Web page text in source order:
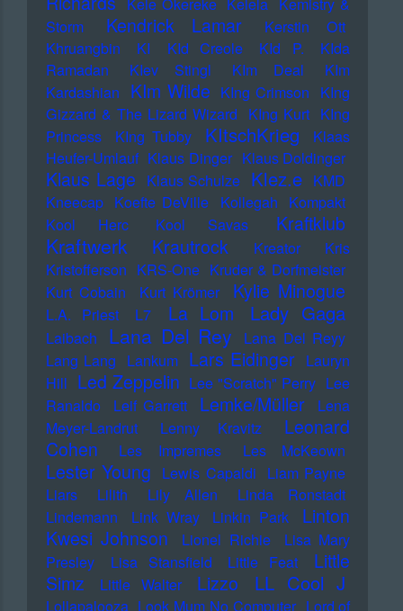
Storm
Kendrick Lamar
Kerstin Ott
Khruangbin
KI KId Creole KId P.
KIda
Ramadan
KIev Stingl KIm Deal
KIm
Kardashian KIm Wilde KIng Crimson KIng
Gizzard & The Lizard Wizard KIng Kurt KIng
Princess
KIng Tubby KItschKrieg
Klaas
Heufer-Umlauf Klaus Dinger Klaus Doldinger
Klaus Lage Klaus Schulze Klez.e KMD
Kneecap Koefte DeVille Kollegah Kompakt
Kool Herc
Kool Savas Kraftklub
Kraftwerk Krautrock Kreator
Kris
Kristofferson KRS-One Kruder & Dorfmeister
Kurt Cobain
Kurt Krömer Kylie Minogue
L.A. Priest L7 La Lom Lady Gaga
Laibach Lana Del Rey
Lana Del Reyy
Lang Lang Lankum Lars Eidinger Lauryn
Hill Led Zeppelin Lee "Scratch" Perry Lee
Ranaldo
Leif Garrett Lemke/Müller
Lena
Meyer-Landrut
Lenny Kravitz
Leonard
Cohen
Les Impremes Les McKeown
Lester Young Lewis Capaldi Liam Payne
Liars
Lilith Lily Allen
Linda Ronstadt
Lindemann
Link Wray Linkin Park
Linton
Kwesi Johnson
Lionel Richie
Lisa Mary
Presley
Lisa Stansfield Little Feat
Little
Simz
Little Walter Lizzo LL Cool J
Lollapalooza Look Mum No Computer Lord of